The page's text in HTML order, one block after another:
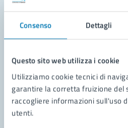
Consenso Dettagli
Questo sito web utilizza i cookie
Utilizziamo cookie tecnici di
garantire la corretta fruizione del
raccogliere informazioni sull'uso
utenti.
Leggi le domande frequenti
Richiedi assistenza
Prenota appuntamento
Problemi in città